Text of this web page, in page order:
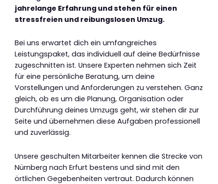
jahrelange Erfahrung und stehen für einen
stressfreien und reibungslosen Umzug.
Bei uns erwartet dich ein umfangreiches
Leistungspaket, das individuell auf deine Bedürfnisse
zugeschnitten ist. Unsere Experten nehmen sich Zeit
für eine persönliche Beratung, um deine
Vorstellungen und Anforderungen zu verstehen. Ganz
gleich, ob es um die Planung, Organisation oder
Durchführung deines Umzugs geht, wir stehen dir zur
Seite und übernehmen diese Aufgaben professionell
und zuverlässig.
Unsere geschulten Mitarbeiter kennen die Strecke von
Nürnberg nach Erfurt bestens und sind mit den
örtlichen Gegebenheiten vertraut. Dadurch können